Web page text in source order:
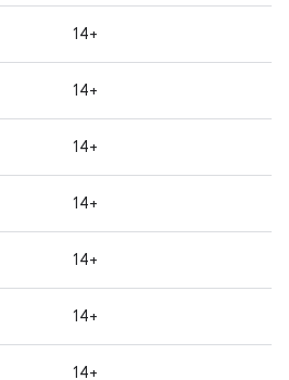
14+
14+
14+
14+
14+
14+
14+